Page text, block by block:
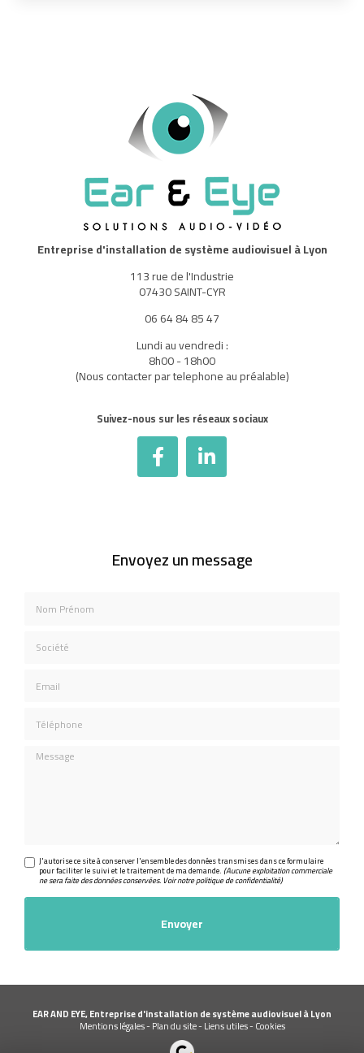
Entreprise d'installation de système audiovisuel à Lyon
113 rue de l'Industrie
07430 SAINT-CYR
06 64 84 85 47
Lundi au vendredi :
8h00 - 18h00
(Nous contacter par telephone au préalable)
Suivez-nous sur les réseaux sociaux
Envoyez un message
Message
J'autorise ce site à conserver l'ensemble des données transmises dans ce formulaire
pour faciliter le suivi et le traitement de ma demande. (Aucune exploitation commerciale
ne sera faite des données conservées. Voir notrepolitique de confidentialité)
EAR AND EYE, Entreprise d'installation de système audiovisuel à Lyon
Mentions légales-Plan du site-Liens utiles-Cookies